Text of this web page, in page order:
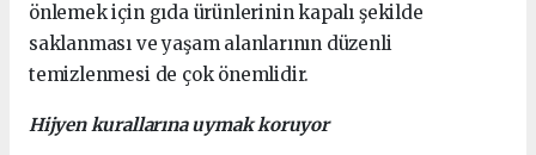
önlemek için gıda ürünlerinin kapalı şekilde
saklanması ve yaşam alanlarının düzenli
temizlenmesi de çok önemlidir.
Hijyen kurallarına uymak koruyor